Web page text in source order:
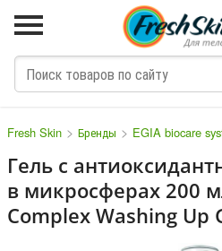
Fresh Skin > Бренды > EGIA biocare
Гель с
в микросферах 200
Complex Washing Up
M N O P Q S T